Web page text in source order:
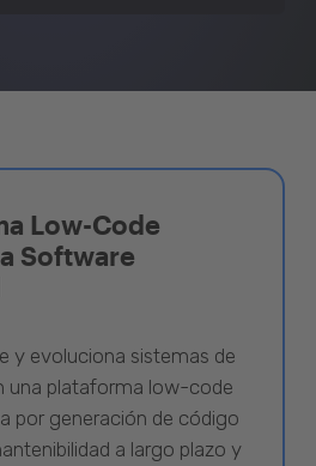
Low-Code
Software
y evoluciona sistemas de
una plataforma low-code
por generación de código
a largo plazo y